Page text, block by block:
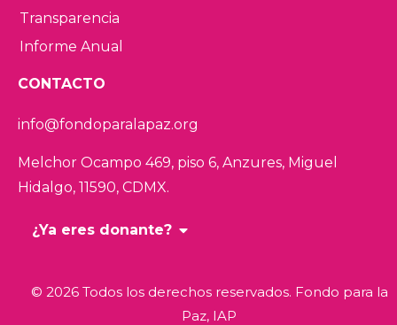
Transparencia
Informe Anual
CONTACTO
info@fondoparalapaz.org
Melchor Ocampo 469, piso 6, Anzures, Miguel
Hidalgo, 11590, CDMX.
¿Ya eres donante?
© 2026 Todos los derechos reservados. Fondo para la
Paz, IAP